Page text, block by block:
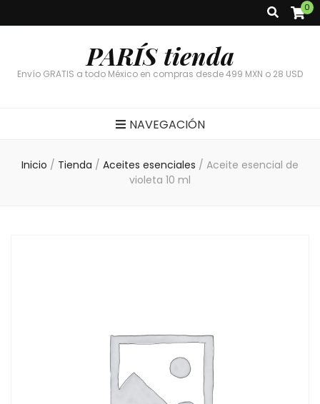
0
PARÍS tienda
Envío GRATIS a todo México en compras desde 499 MXN o 28 USD
NAVEGACIÓN
Inicio / Tienda / Aceites esenciales / Aceite esencial de
violeta 10 ml